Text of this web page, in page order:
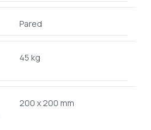
Pared
45 kg
200 x 200 mm